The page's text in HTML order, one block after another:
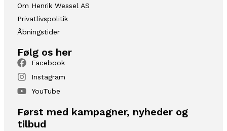
Om Henrik Wessel AS
Privatlivspolitik
Åbningstider
Følg os her
Facebook
Instagram
YouTube
Først med kampagner, nyheder og
tilbud